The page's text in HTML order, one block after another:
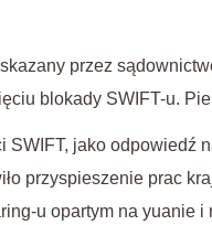
przez
blokady SWIFT-u.
jako odpowiedź
przyspieszenie prac
u opartym na yuanie